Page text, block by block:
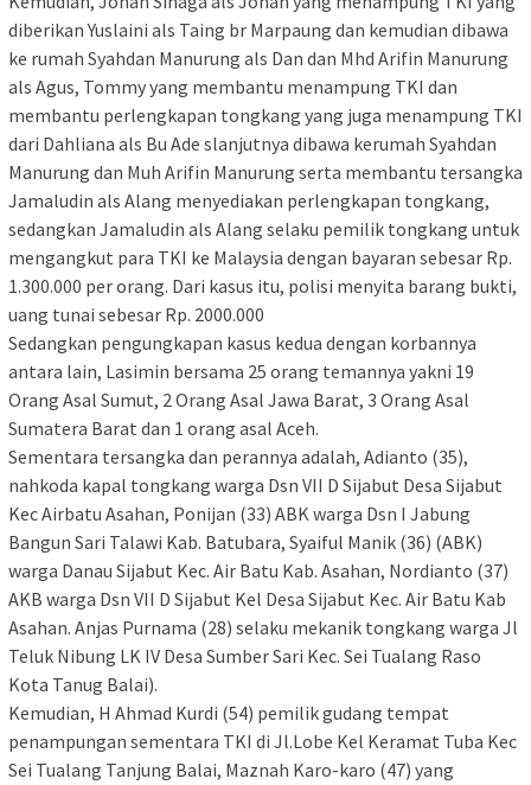
diberikan Yuslaini als Taing br Marpaung dan kemudian dibawa
ke rumah Syahdan Manurung als Dan dan Mhd Arifin Manurung
als Agus, Tommy yang membantu menampung TKI dan
membantu perlengkapan tongkang yang juga menampung TKI
dari Dahliana als Bu Ade slanjutnya dibawa kerumah Syahdan
Manurung dan Muh Arifin Manurung serta membantu tersangka
Jamaludin als Alang menyediakan perlengkapan tongkang,
sedangkan Jamaludin als Alang selaku pemilik tongkang untuk
mengangkut para TKI ke Malaysia dengan bayaran sebesar Rp.
1.300.000 per orang. Dari kasus itu, polisi menyita barang bukti,
uang tunai sebesar Rp. 2000.000
Sedangkan pengungkapan kasus kedua dengan korbannya
antara lain, Lasimin bersama 25 orang temannya yakni 19
Orang Asal Sumut, 2 Orang Asal Jawa Barat, 3 Orang Asal
Sumatera Barat dan 1 orang asal Aceh.
Sementara tersangka dan perannya adalah, Adianto (35),
nahkoda kapal tongkang warga Dsn VII D Sijabut Desa Sijabut
Kec Airbatu Asahan, Ponijan (33) ABK warga Dsn I Jabung
Bangun Sari Talawi Kab. Batubara, Syaiful Manik (36) (ABK)
warga Danau Sijabut Kec. Air Batu Kab. Asahan, Nordianto (37)
AKB warga Dsn VII D Sijabut Kel Desa Sijabut Kec. Air Batu Kab
Asahan. Anjas Purnama (28) selaku mekanik tongkang warga Jl
Teluk Nibung LK IV Desa Sumber Sari Kec. Sei Tualang Raso
Kota Tanug Balai).
Kemudian, H Ahmad Kurdi (54) pemilik gudang tempat
penampungan sementara TKI di Jl.Lobe Kel Keramat Tuba Kec
Sei Tualang Tanjung Balai, Maznah Karo-karo (47) yang